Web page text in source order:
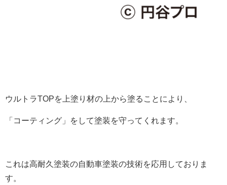
ウルトラTOPを上塗り材の上から塗ることにより、
「コーティング」をして塗装を守ってくれます。
これは高耐久塗装の自動車塗装の技術を応用しておりま
す。